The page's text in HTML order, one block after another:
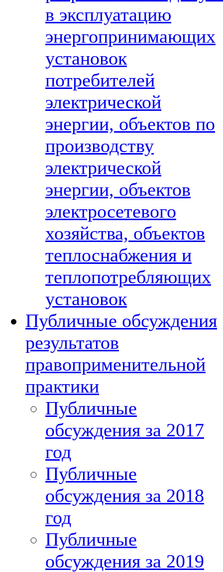
в эксплуатацию
энергопринимающих
установок
потребителей
электрической
энергии, объектов по
производству
электрической
энергии, объектов
электросетевого
хозяйства, объектов
теплоснабжения и
теплопотребляющих
установок
Публичные обсуждения
результатов
правоприменительной
практики
Публичные
обсуждения за 2017
год
Публичные
обсуждения за 2018
год
Публичные
обсуждения за 2019